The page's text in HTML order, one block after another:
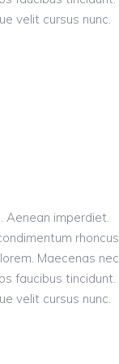
velit cursus nunc.
Aenean imperdiet.
rhoncus,
Maecenas nec
faucibus tincidunt.
velit cursus nunc.